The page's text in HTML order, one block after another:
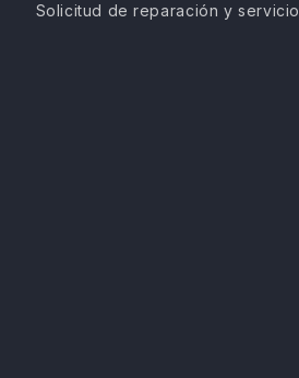
Solicitud de reparación y servicio